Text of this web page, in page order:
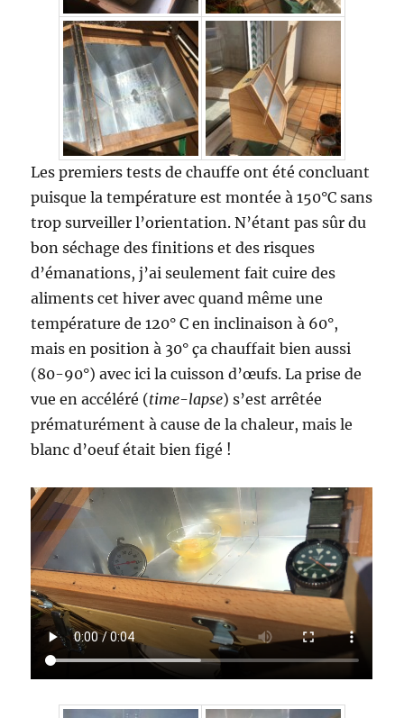
Les premiers tests de chauffe ont été concluant
puisque la température est montée à 150°C sans
trop surveiller l’orientation. N’étant pas sûr du
bon séchage des finitions et des risques
d’émanations, j’ai seulement fait cuire des
aliments cet hiver avec quand même une
température de 120° C en inclinaison à 60°,
mais en position à 30° ça chauffait bien aussi
(80-90°) avec ici la cuisson d’œufs. La prise de
vue en accéléré (time-lapse) s’est arrêtée
prématurément à cause de la chaleur, mais le
blanc d’oeuf était bien figé !